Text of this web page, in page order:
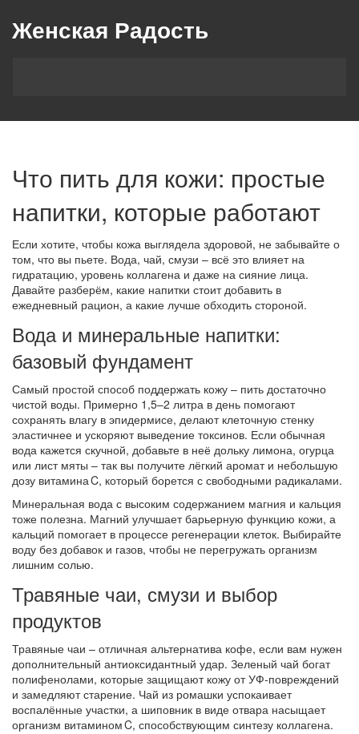
Женская Радость
Что пить для кожи: простые
напитки, которые работают
Если хотите, чтобы кожа выглядела здоровой, не забывайте о
том, что вы пьете. Вода, чай, смузи – всё это влияет на
гидратацию, уровень коллагена и даже на сияние лица.
Давайте разберём, какие напитки стоит добавить в
ежедневный рацион, а какие лучше обходить стороной.
Вода и минеральные напитки:
базовый фундамент
Самый простой способ поддержать кожу – пить достаточно
чистой воды. Примерно 1,5–2 литра в день помогают
сохранять влагу в эпидермисе, делают клеточную стенку
эластичнее и ускоряют выведение токсинов. Если обычная
вода кажется скучной, добавьте в неё дольку лимона, огурца
или лист мяты – так вы получите лёгкий аромат и небольшую
дозу витамина C, который борется с свободными радикалами.
Минеральная вода с высоким содержанием магния и кальция
тоже полезна. Магний улучшает барьерную функцию кожи, а
кальций помогает в процессе регенерации клеток. Выбирайте
воду без добавок и газов, чтобы не перегружать организм
лишним солью.
Травяные чаи, смузи и выбор
продуктов
Травяные чаи – отличная альтернатива кофе, если вам нужен
дополнительный антиоксидантный удар. Зеленый чай богат
полифенолами, которые защищают кожу от УФ‑повреждений
и замедляют старение. Чай из ромашки успокаивает
воспалённые участки, а шиповник в виде отвара насыщает
организм витамином C, способствующим синтезу коллагена.